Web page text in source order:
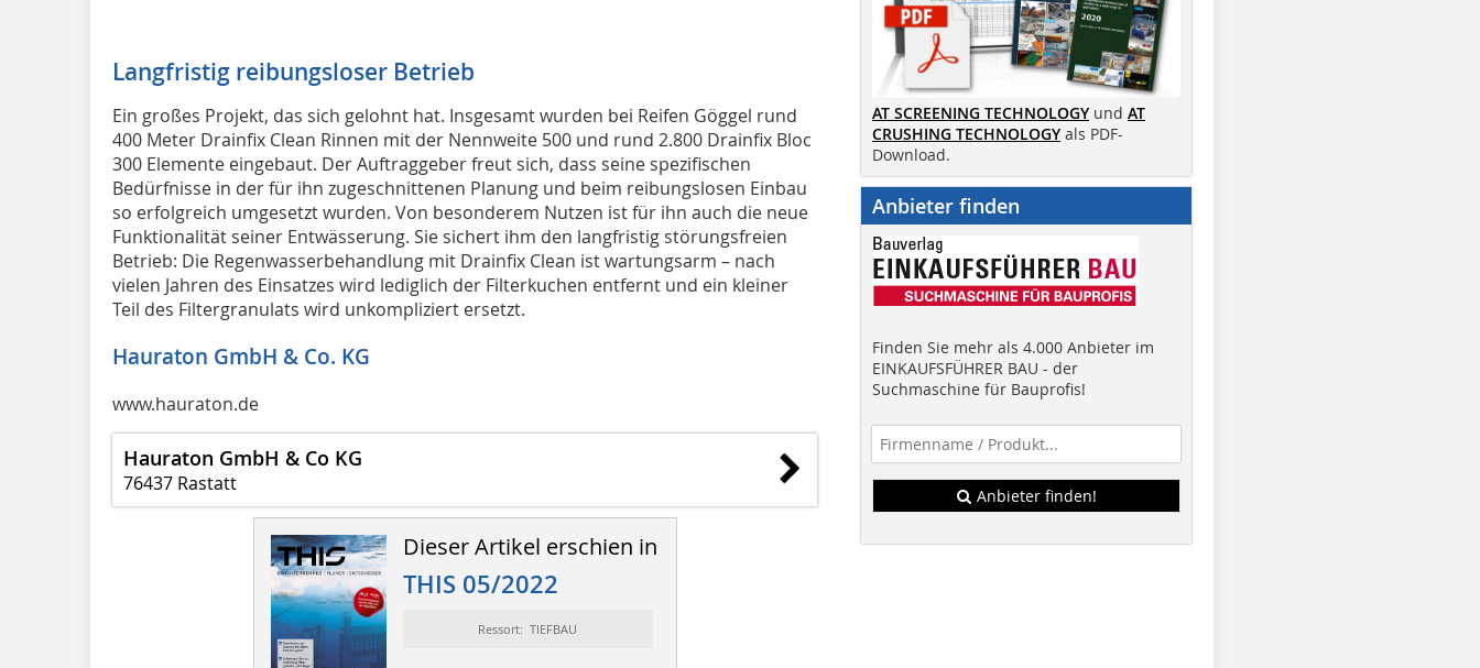
Langfristig reibungsloser Betrieb
Ein großes Projekt, das sich gelohnt hat. Insgesamt wurden bei Reifen Göggel rund
400 Meter Drainfix Clean Rinnen mit der Nennweite 500 und rund 2.800 Drainfix Bloc
300 Elemente eingebaut. Der Auftraggeber freut sich, dass seine spezifischen
Bedürfnisse in der für ihn zugeschnittenen Planung und beim reibungslosen Einbau
so erfolgreich umgesetzt wurden. Von besonderem Nutzen ist für ihn auch die neue
Funktionalität seiner Entwässerung. Sie sichert ihm den langfristig störungsfreien
Betrieb: Die Regenwasserbehandlung mit Drainfix Clean ist wartungsarm – nach
vielen Jahren des Einsatzes wird lediglich der Filterkuchen entfernt und ein kleiner
Teil des Filtergranulats wird unkompliziert ersetzt.
Hauraton GmbH & Co. KG
www.hauraton.de
Hauraton GmbH & Co KG
76437 Rastatt
Dieser Artikel erschien in
THIS 05/2022
Ressort: TIEFBAU
AT SCREENING TECHNOLOGY und AT
CRUSHING TECHNOLOGY als PDF-
Download.
Anbieter finden
Finden Sie mehr als 4.000 Anbieter im
EINKAUFSFÜHRER BAU - der
Suchmaschine für Bauprofis!
Anbieter finden!